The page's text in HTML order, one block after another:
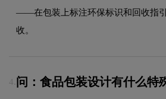
——在包装上标注环保标识和回收指
收。
4. 问：食品包装设计有什么特